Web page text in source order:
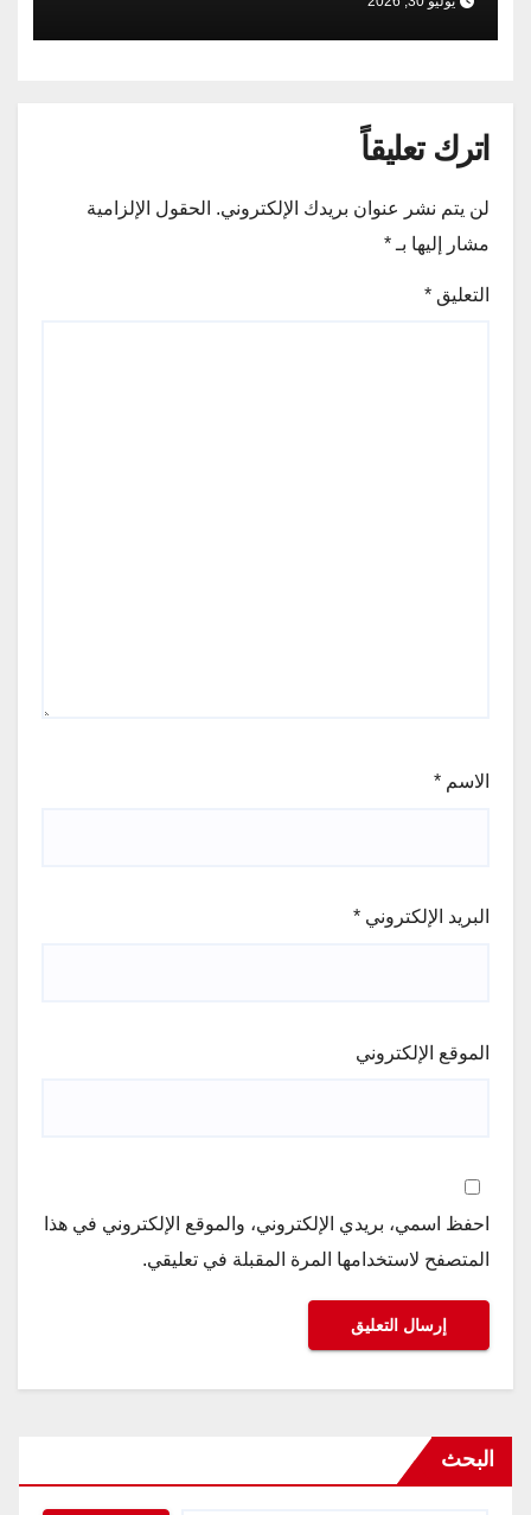
اترك تعليقاً
لن يتم نشر عنوان بريدك الإلكتروني. الحقول الإلزامية
مشار إليها بـ *
التعليق *
الاسم *
البريد الإلكتروني *
الموقع الإلكتروني
احفظ اسمي، بريدي الإلكتروني، والموقع الإلكتروني في هذا
المتصفح لاستخدامها المرة المقبلة في تعليقي.
البحث